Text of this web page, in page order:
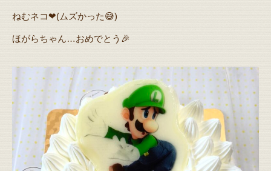
ねむネコ❤(ムズかった😅)
ほがらちゃん…おめでとう🎉